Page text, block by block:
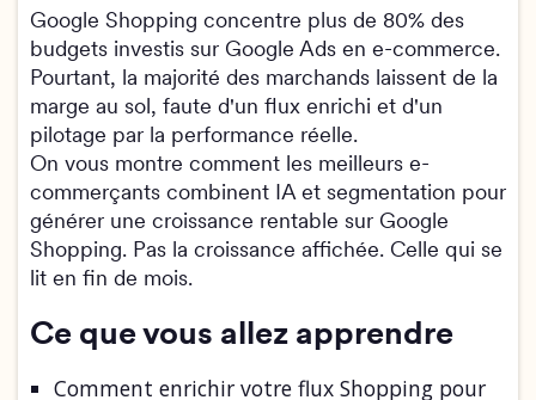
Google Shopping concentre plus de 80% des
budgets investis sur Google Ads en e-commerce.
Pourtant, la majorité des marchands laissent de la
marge au sol, faute d'un flux enrichi et d'un
pilotage par la performance réelle.
On vous montre comment les meilleurs e-
commerçants combinent IA et segmentation pour
générer une croissance rentable sur Google
Shopping. Pas la croissance affichée. Celle qui se
lit en fin de mois.
Ce que vous allez apprendre
Comment enrichir votre flux Shopping pour